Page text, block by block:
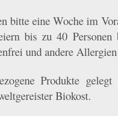
bitte eine Woche im
bis zu 40
und andere
Produkte
Biokost.